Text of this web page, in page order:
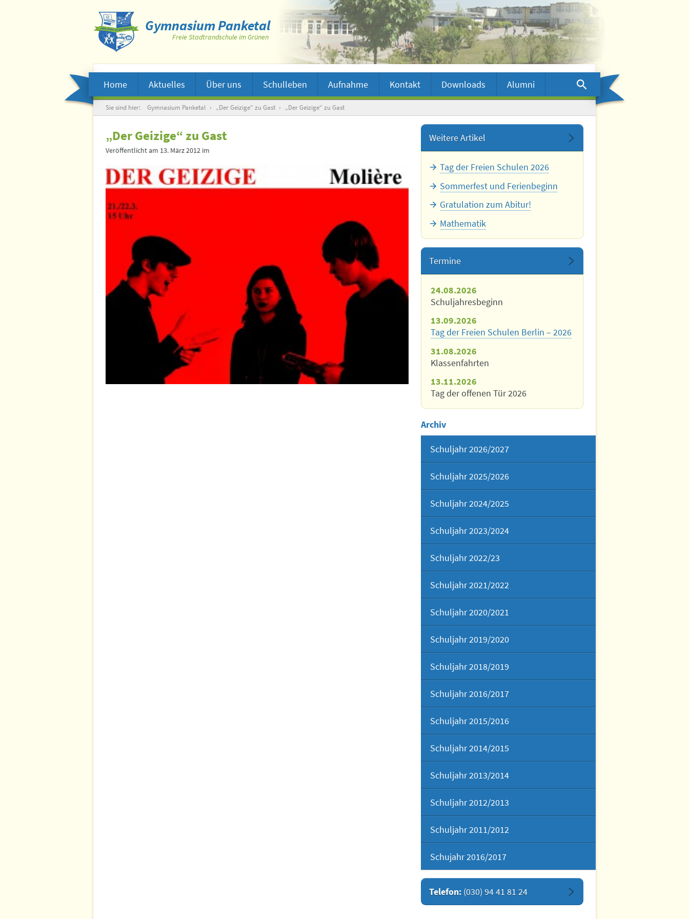
Gymnasium Panketal
Freie Stadtrandschule im Grünen
Home Aktuelles Über uns Schulleben Aufnahme Kontakt Downloads
Alumni
Suche
Sie sind hier: Gymnasium Panketal › „Der Geizige“ zu Gast › „Der Geizige“ zu Gast
„Der Geizige“ zu Gast
Veröffentlicht am 13. März 2012 im
Weitere Artikel
Tag der Freien Schulen 2026
Sommerfest und Ferienbeginn
Gratulation zum Abitur!
Mathematik
Termine
24.08.2026
Schuljahresbeginn
13.09.2026
Tag der Freien Schulen Berlin – 2026
31.08.2026
Klassenfahrten
13.11.2026
Tag der offenen Tür 2026
Archiv
Schuljahr 2026/2027
Schuljahr 2025/2026
Schuljahr 2024/2025
Schuljahr 2023/2024
Schuljahr 2022/23
Schuljahr 2021/2022
Schuljahr 2020/2021
Schuljahr 2019/2020
Schuljahr 2018/2019
Schuljahr 2016/2017
Schuljahr 2015/2016
Schuljahr 2014/2015
Schuljahr 2013/2014
Schuljahr 2012/2013
Schuljahr 2011/2012
Schujahr 2016/2017
Telefon: (030) 94 41 81 24